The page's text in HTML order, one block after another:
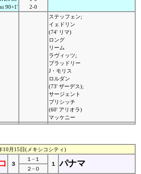
90+1'
2-0
ステッフェン;
イェドリン
(74' リマ)
ロング
リーム
ラヴィッツ;
ブラッドリー
J・モリス
ロルダン
(73' ザーデス);
サージェント
プリシッチ
(60' アリオラ)
マッケニー
10月15日(メキシコシティ)
３
１−１
１
パナマ
２−０